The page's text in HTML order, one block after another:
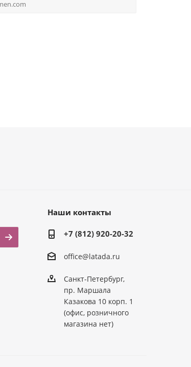
Наши контакты
+7 (812) 920-20-32
office@latada.ru
Санкт-Петербург,
пр. Маршала
Казакова 10 корп. 1
(офис, розничного
магазина нет)